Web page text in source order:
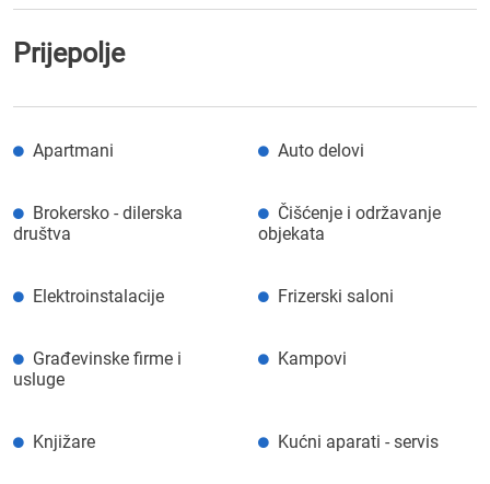
Prijepolje
Apartmani Auto delovi
Brokersko - dilerska
društva
Čišćenje i održavanje
objekata
Elektroinstalacije Frizerski saloni
Građevinske firme i
usluge
Kampovi
Knjižare Kućni aparati - servis